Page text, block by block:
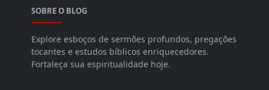
SOBRE O BLOG
Explore esboços de sermões profundos, pregações
tocantes e estudos bíblicos enriquecedores.
Fortaleça sua espiritualidade hoje.